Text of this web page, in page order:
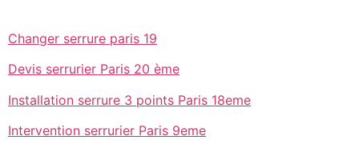
Changer serrure paris 19
Devis serrurier Paris 20 ème
Installation serrure 3 points Paris 18eme
Intervention serrurier Paris 9eme